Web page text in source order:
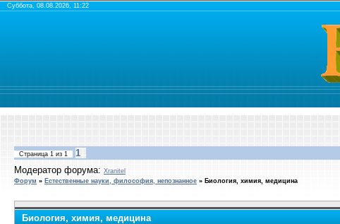
Суббота, 08.08.2026, 11:22
Страница 1 из 1
1
Модератор форума: Xranitel
Форум » Естественные науки, философия, непознанное » Биология, химия, медицина
Биология, химия, медицина